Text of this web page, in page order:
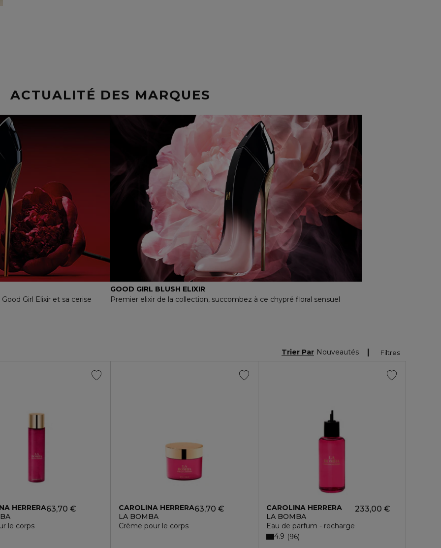
ACTUALITÉ DES MARQUES
Girl Elixir et sa cerise
GOOD GIRL BLUSH ELIXIR
Premier elixir de la collection, succombez à ce chypré floral sensuel
Filtres
Trier Par Nouveautés
HERRERA
le corps
63,70 €
CAROLINA HERRERA
LA BOMBA
Crème pour le corps
63,70 €
CAROLINA HERRERA
LA BOMBA
Eau de parfum - recharge
233,00 €
4.9 96